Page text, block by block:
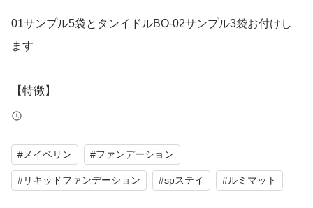
01サンプル5袋とタンイドルBO-02サンプル3袋お付けし
ます
【特徴】
マットな仕上がりのリキッドファンデーションで、パッケ
ージには「SUPER STAY」と「LUMI-MATTE FOUNDATI
ON」の表記があります。
【表記・型番】
#メイベリン #ファンデーション
#リキッドファンデーション #spステイ #ルミマット